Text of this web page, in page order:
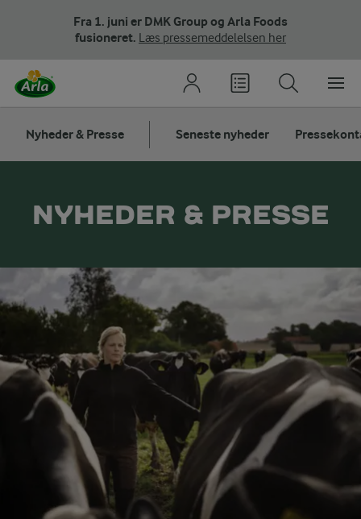
Fra 1. juni er DMK Group og Arla Foods
fusioneret. Læs pressemeddelelsen her
Nyheder & Presse Seneste nyheder
NYHEDER & PRESSE